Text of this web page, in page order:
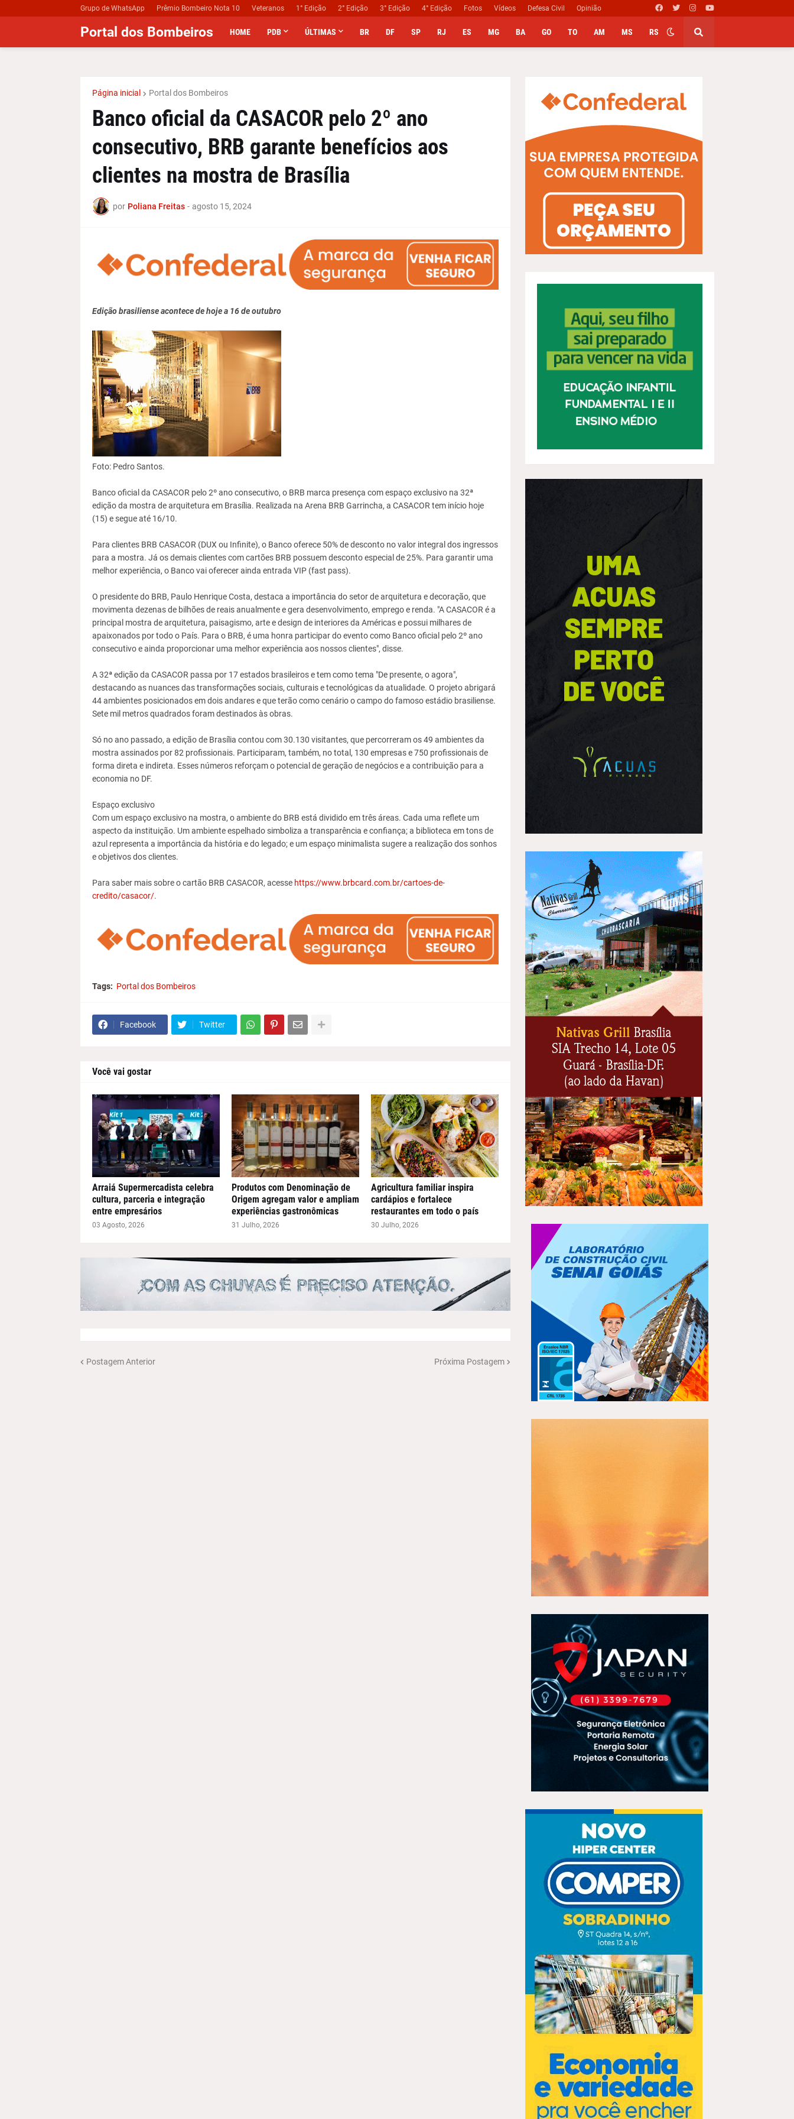
Grupo de WhatsApp Prêmio Bombeiro Nota 10 Veteranos 1° Edição 2° Edição 3° Edição 4° Edição Fotos Vídeos Defesa Civil Opinião
Portal dos Bombeiros HOME PDB ÚLTIMAS BR DF SP RJ ES MG BA GO TO AM MS RS
Página inicial Portal dos Bombeiros
Banco oficial da CASACOR pelo 2º ano
consecutivo, BRB garante benefícios aos
clientes na mostra de Brasília
por Poliana Freitas - agosto 15, 2024
Edição brasiliense acontece de hoje a 16 de outubro
Foto: Pedro Santos.
Banco oficial da CASACOR pelo 2º ano consecutivo, o BRB marca presença com espaço exclusivo na 32ª
edição da mostra de arquitetura em Brasília. Realizada na Arena BRB Garrincha, a CASACOR tem início hoje
(15) e segue até 16/10.
Para clientes BRB CASACOR (DUX ou Infinite), o Banco oferece 50% de desconto no valor integral dos ingressos
para a mostra. Já os demais clientes com cartões BRB possuem desconto especial de 25%. Para garantir uma
melhor experiência, o Banco vai oferecer ainda entrada VIP (fast pass).
O presidente do BRB, Paulo Henrique Costa, destaca a importância do setor de arquitetura e decoração, que
movimenta dezenas de bilhões de reais anualmente e gera desenvolvimento, emprego e renda. "A CASACOR é a
principal mostra de arquitetura, paisagismo, arte e design de interiores da Américas e possui milhares de
apaixonados por todo o País. Para o BRB, é uma honra participar do evento como Banco oficial pelo 2º ano
consecutivo e ainda proporcionar uma melhor experiência aos nossos clientes", disse.
A 32ª edição da CASACOR passa por 17 estados brasileiros e tem como tema "De presente, o agora",
destacando as nuances das transformações sociais, culturais e tecnológicas da atualidade. O projeto abrigará
44 ambientes posicionados em dois andares e que terão como cenário o campo do famoso estádio brasiliense.
Sete mil metros quadrados foram destinados às obras.
Só no ano passado, a edição de Brasília contou com 30.130 visitantes, que percorreram os 49 ambientes da
mostra assinados por 82 profissionais. Participaram, também, no total, 130 empresas e 750 profissionais de
forma direta e indireta. Esses números reforçam o potencial de geração de negócios e a contribuição para a
economia no DF.
Espaço exclusivo
Com um espaço exclusivo na mostra, o ambiente do BRB está dividido em três áreas. Cada uma reflete um
aspecto da instituição. Um ambiente espelhado simboliza a transparência e confiança; a biblioteca em tons de
azul representa a importância da história e do legado; e um espaço minimalista sugere a realização dos sonhos
e objetivos dos clientes.
Para saber mais sobre o cartão BRB CASACOR, acesse https://www.brbcard.com.br/cartoes-de-
credito/casacor/.
Tags: Portal dos Bombeiros
Facebook Twitter
Você vai gostar
Arraiá Supermercadista celebra
cultura, parceria e integração
entre empresários
03 Agosto, 2026
Produtos com Denominação de
Origem agregam valor e ampliam
experiências gastronômicas
31 Julho, 2026
Agricultura familiar inspira
cardápios e fortalece
restaurantes em todo o país
30 Julho, 2026
Postagem Anterior Próxima Postagem